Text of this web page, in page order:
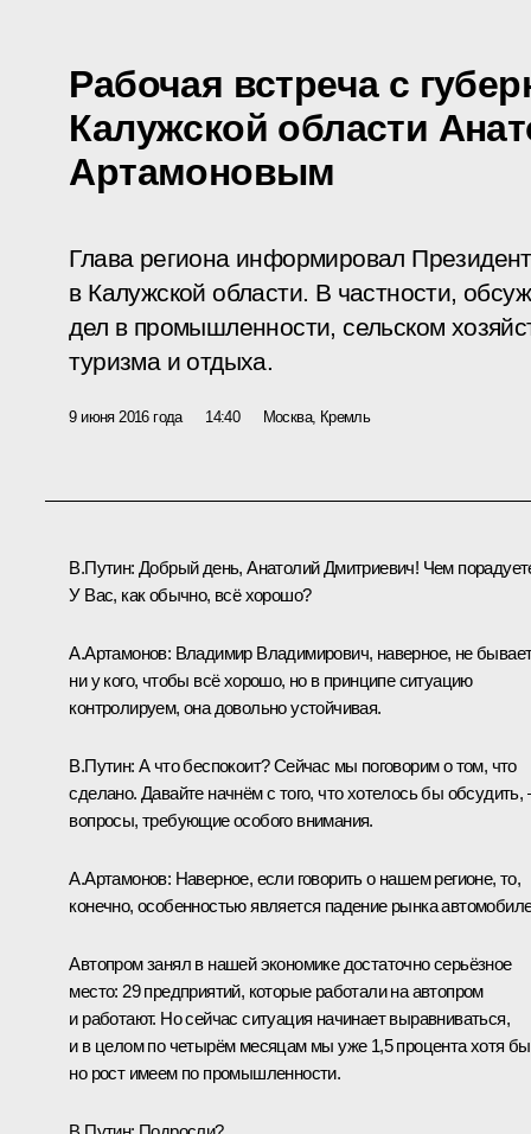
Рабочая встреча с
Калужской области
Артамоновым
Глава региона информировал
в Калужской области. В частности,
дел в промышленности, сельском
туризма и отдыха.
9 июня 2016 года 14:40 Москва, Кремль
В.Путин: Добрый день, Анатолий Дмитриевич! Чем
У Вас, как обычно, всё хорошо?
А.Артамонов: Владимир Владимирович, наверное, не
ни у кого, чтобы всё хорошо, но в принципе ситуацию
контролируем, она довольно устойчивая.
В.Путин: А что беспокоит? Сейчас мы поговорим о том, что
сделано. Давайте начнём с того, что хотелось бы обсудить,
вопросы, требующие особого внимания.
А.Артамонов: Наверное, если говорить о нашем регионе, то,
конечно, особенностью является падение рынка
Автопром занял в нашей экономике достаточно серьёзное
место: 29 предприятий, которые работали на автопром
и работают. Но сейчас ситуация начинает выравниваться,
и в целом по четырём месяцам мы уже 1,5 процента хотя
но рост имеем по промышленности.